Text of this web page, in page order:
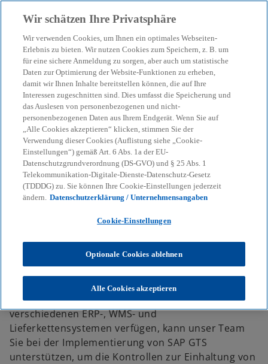
menu search
SAP Global Trade Services
Wir bieten unseren Kunden durch unser Wissen
über Handel und SAP GTS sowie
funktionsübergreifende Kenntnisse aller SAP-
Lösungen intelligente Lösungen.
KPMG Dienstleistungen Tax
Indirect Tax Services
SAP Global Trade Services
Unser Ansatz für SAP GTS-Implementierungen
ermöglicht es Unternehmen, ihre globalen
Handelsaktivitäten effektiv, effizient und
revisionssicher zu verwalten. Unabhängig davon,
ob Sie auf S/4HANA umstellen oder über eine
heterogene IT-Landschaft mit mehreren
verschiedenen ERP-, WMS- und
Lieferkettensystemen verfügen, kann unser Team
Sie bei der Implementierung von SAP GTS
unterstützen, um die Kontrollen zur Einhaltung von
Wir schätzen Ihre Privatsphäre
Wir verwenden Cookies, um Ihnen ein optimales Webseiten-
Erlebnis zu bieten. Wir nutzen Cookies zum Speichern, z. B. um
für eine sichere Anmeldung zu sorgen, aber auch um statistische
Daten zur Optimierung der Website-Funktionen zu erheben,
damit wir Ihnen Inhalte bereitstellen können, die auf Ihre
Interessen zugeschnitten sind. Dies umfasst die Speicherung und
das Auslesen von personenbezogenen und nicht-
personenbezogenen Daten aus Ihrem Endgerät. Wenn Sie auf
„Alle Cookies akzeptieren“ klicken, stimmen Sie der
Verwendung dieser Cookies (Auflistung siehe „Cookie-
Einstellungen“) gemäß Art. 6 Abs. 1a der EU-
Datenschutzgrundverordnung (DS-GVO) und § 25 Abs. 1
Telekommunikation-Digitale-Dienste-Datenschutz-Gesetz
(TDDDG) zu. Sie können Ihre Cookie-Einstellungen jederzeit
ändern. Datenschutzerklärung / Unternehmensangaben
Cookie-Einstellungen
Optionale Cookies ablehnen
Alle Cookies akzeptieren